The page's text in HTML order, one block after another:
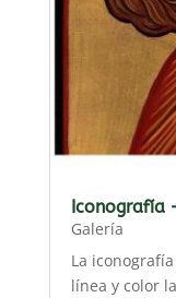
Iconografía
Galería
La
línea y color